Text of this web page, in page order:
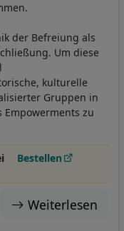
der Befreiung als
Um diese
kulturelle
Gruppen in
Empowerments zu
Bestellen
Weiterlesen